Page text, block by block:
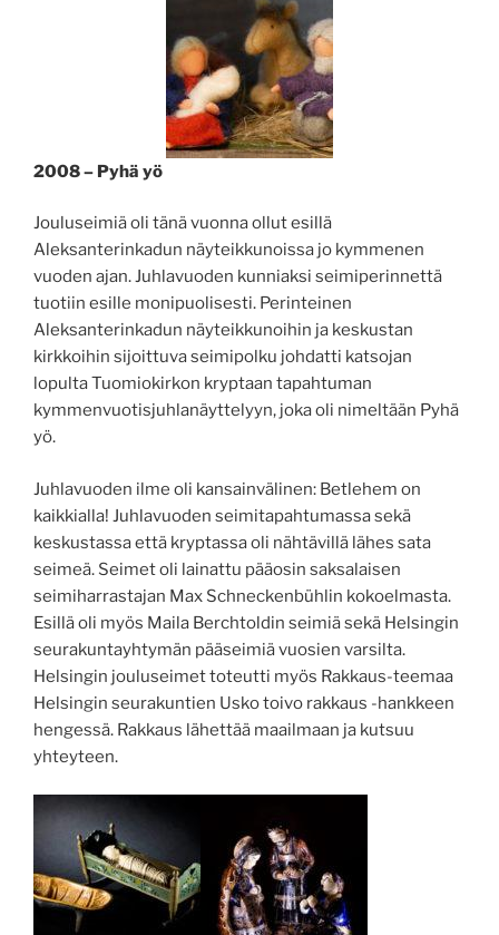
2008 – Pyhä yö
Jouluseimiä oli tänä vuonna ollut esillä
Aleksanterinkadun näyteikkunoissa jo kymmenen
vuoden ajan. Juhlavuoden kunniaksi seimiperinnettä
tuotiin esille monipuolisesti. Perinteinen
Aleksanterinkadun näyteikkunoihin ja keskustan
kirkkoihin sijoittuva seimipolku johdatti katsojan
lopulta Tuomiokirkon kryptaan tapahtuman
kymmenvuotisjuhlanäyttelyyn, joka oli nimeltään Pyhä
yö.
Juhlavuoden ilme oli kansainvälinen: Betlehem on
kaikkialla! Juhlavuoden seimitapahtumassa sekä
keskustassa että kryptassa oli nähtävillä lähes sata
seimeä. Seimet oli lainattu pääosin saksalaisen
seimiharrastajan Max Schneckenbühlin kokoelmasta.
Esillä oli myös Maila Berchtoldin seimiä sekä Helsingin
seurakuntayhtymän pääseimiä vuosien varsilta.
Helsingin jouluseimet toteutti myös Rakkaus-teemaa
Helsingin seurakuntien Usko toivo rakkaus -hankkeen
hengessä. Rakkaus lähettää maailmaan ja kutsuu
yhteyteen.